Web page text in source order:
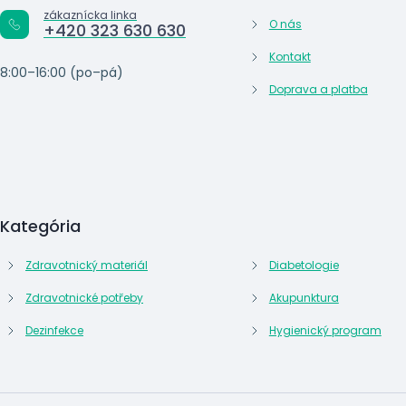
zákaznícka linka
+420 323 630 630
8:00–16:00 (po–pá)
O nás
Kontakt
Doprava a platba
Kategória
Zdravotnický materiál
Zdravotnické potřeby
Dezinfekce
Diabetologie
Akupunktura
Hygienický program